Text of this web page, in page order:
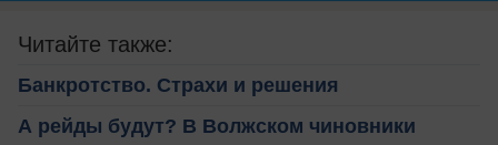
Читайте также:
Банкротство. Страхи и решения
А рейды будут? В Волжском чиновники